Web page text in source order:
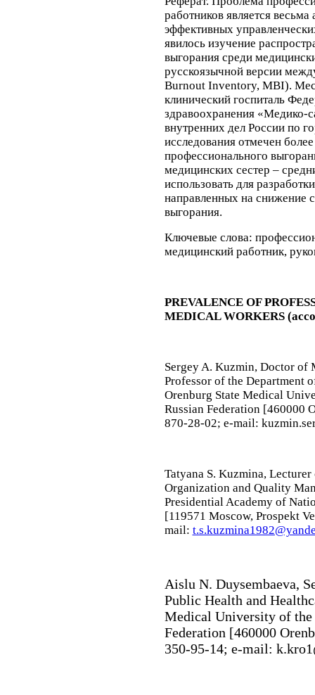
работников является
эффективных
явилось изучение
выгорания среди
русскоязычной версии
Burnout Inventory, MBI).
клинический госпиталь
здравоохранения «Медико-
внутренних дел России по
исследования отмечен
профессионального
медицинских сестер –
использовать для
направленных на снижение
выгорания.
Ключевые слова:
медицинский работник,
PREVALENCE OF
MEDICAL WORKERS
Sergey A. Kuzmin, Doctor of
Professor of the Department
Orenburg State Medical
Russian Federation [460000
870-28-02; e-mail:
Tatyana S. Kuzmina, Lecturer
Organization and Quality
Presidential Academy of
[119571 Moscow, Prospekt
mail:
Aislu N. Duysembaeva,
Public Health and
Medical University of
Federation [460000
350-95-14; e-mail: